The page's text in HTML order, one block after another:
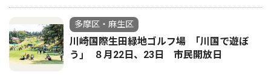
多摩区・麻生区
川崎国際生田緑地ゴルフ場 ｢川国で遊ぼ
う｣ ８月22日、23日 市民開放日